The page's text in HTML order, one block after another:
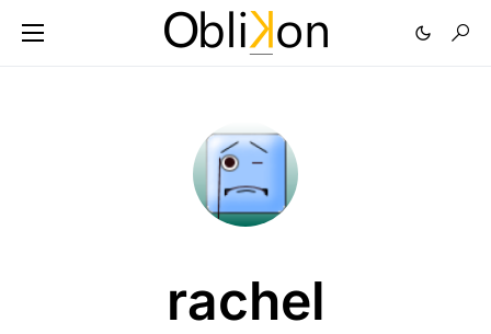
rachel